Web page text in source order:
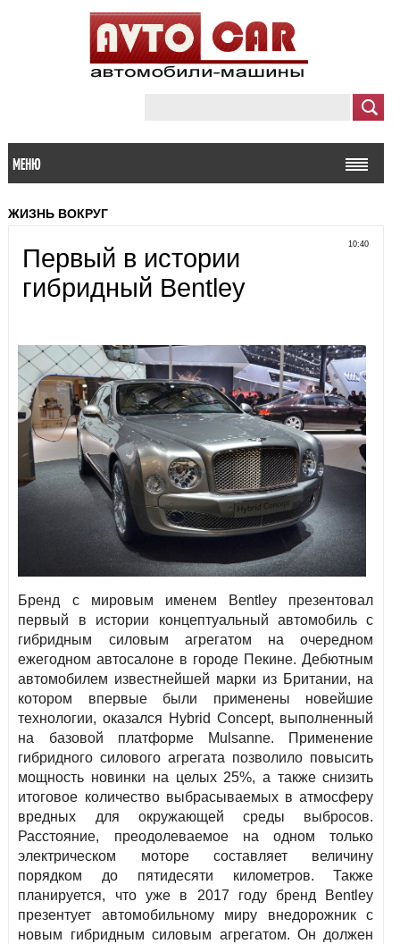
МЕНЮ
ЖИЗНЬ ВОКРУГ
10:40
Первый в истории
гибридный Bentley
Бренд с мировым именем Bentley презентовал
первый в истории концептуальный автомобиль с
гибридным силовым агрегатом на очередном
ежегодном автосалоне в городе Пекине. Дебютным
автомобилем известнейшей марки из Британии, на
котором впервые были применены новейшие
технологии, оказался Hybrid Concept, выполненный
на базовой платформе Mulsanne. Применение
гибридного силового агрегата позволило повысить
мощность новинки на целых 25%, а также снизить
итоговое количество выбрасываемых в атмосферу
вредных для окружающей среды выбросов.
Расстояние, преодолеваемое на одном только
электрическом моторе составляет величину
порядком до пятидесяти километров. Также
планируется, что уже в 2017 году бренд Веntley
презентует автомобильному миру внедорожник с
новым гибридным силовым агрегатом. Он должен